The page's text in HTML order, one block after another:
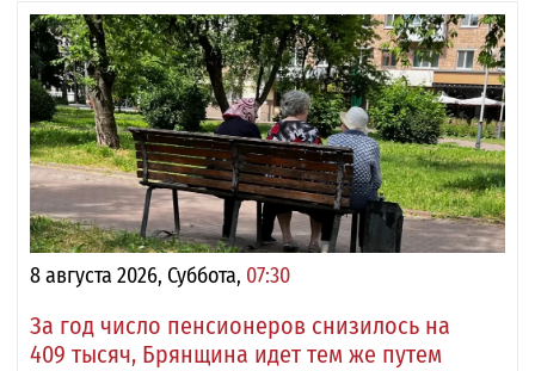
8 августа 2026, Суббота, 07:30
За год число пенсионеров снизилось на
409 тысяч, Брянщина идет тем же путем